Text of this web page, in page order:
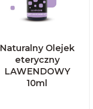
Naturalny Olejek
eteryczny
LAWENDOWY
10ml